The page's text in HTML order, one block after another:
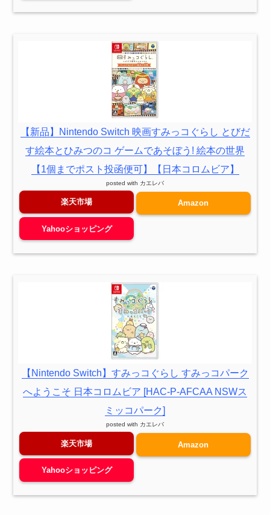
【新品】Nintendo Switch 映画すみっコぐらし とびだ
す絵本とひみつのコ ゲームであそぼう! 絵本の世界
【1個までポスト投函便可】【日本コロムビア】
posted with カエレバ
楽天市場 Amazon
Yahooショッピング
【Nintendo Switch】すみっコぐらし すみっコパーク
へようこそ 日本コロムビア [HAC-P-AFCAA NSWス
ミッコパーク]
posted with カエレバ
楽天市場 Amazon
Yahooショッピング